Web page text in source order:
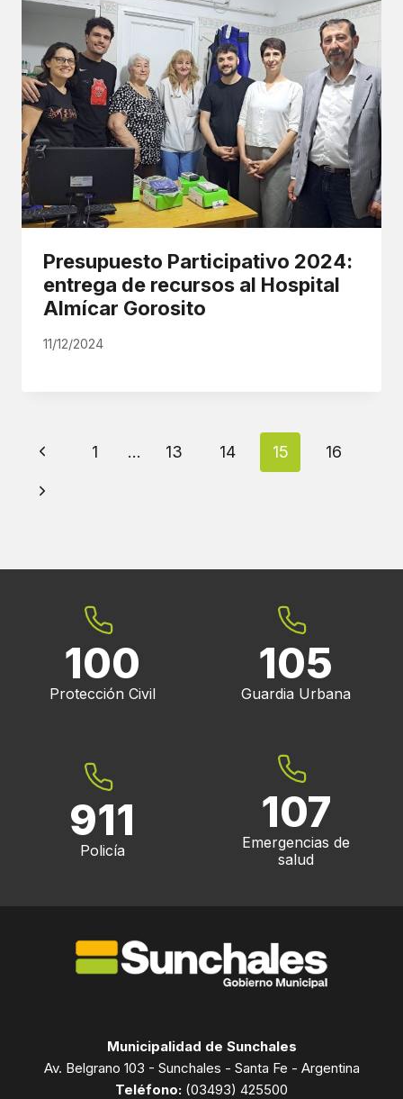
Presupuesto Participativo 2024:
entrega de recursos al Hospital
Almícar Gorosito
11/12/2024
Navegación
página
Página
anterior
1 … 13 14 15 16
Siguiente
100
Protección Civil
105
Guardia Urbana
911
Policía
107
Emergencias de
salud
Municipalidad de Sunchales
Av. Belgrano 103 - Sunchales - Santa Fe - Argentina
Teléfono: (03493) 425500